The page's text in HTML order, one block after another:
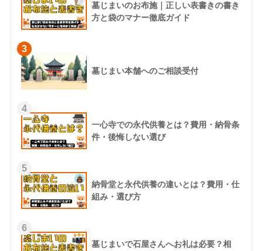
墓じまいのお布施｜正しい表書きの書き
方と袋のマナー徹底ガイド
3
墓じまい本舗へのご相談受付
4
一心寺での永代供養とは？費用・納骨条
件・後悔しない選び
5
納骨堂と永代供養の違いとは？費用・仕
組み・選び方
6
墓じまいで石屋さんへお礼は必要？相